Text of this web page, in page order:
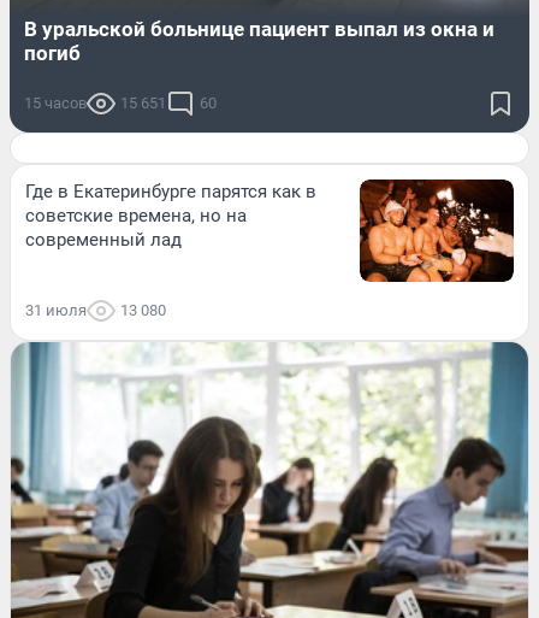
В уральской больнице пациент выпал из окна и
погиб
15 часов 15 651 60
Где в Екатеринбурге парятся как в
советские времена, но на
современный лад
31 июля 13 080